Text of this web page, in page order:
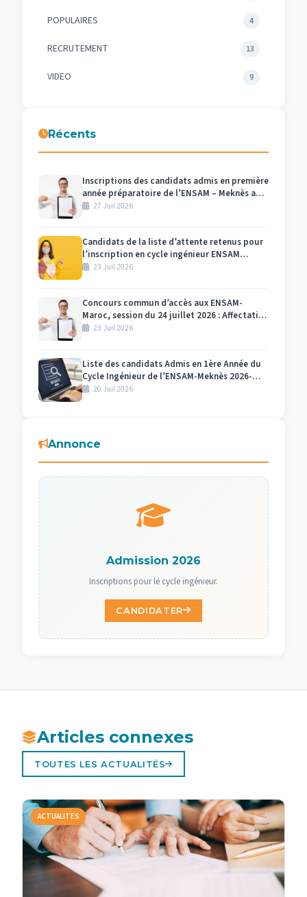
POPULAIRES 4
RECRUTEMENT 13
VIDEO 9
Récents
Inscriptions des candidats admis en première
année préparatoire de l’ENSAM – Meknès au
titre de l’année universitaire 2026/2027
27 Juil 2026
Candidats de la liste d’attente retenus pour
l’inscription en cycle ingénieur ENSAM
Meknès 2026-2027
23 Juil 2026
Concours commun d’accès aux ENSAM-
Maroc, session du 24 juillet 2026 : Affectation
des numéros des candidats et des salles par
23 Juil 2026
Liste des candidats Admis en 1ère Année du
Cycle Ingénieur de l’ENSAM-Meknès 2026-
202720 Juil 2026
Annonce
Admission 2026
Inscriptions pour le cycle ingénieur.
CANDIDATER
Articles connexes
TOUTES LES ACTUALITÉS
ACTUALITES